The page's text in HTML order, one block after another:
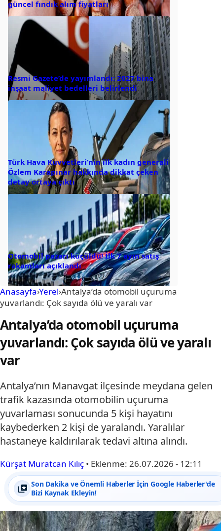
güncel fındık alım fiyatları
Resmi Gazete’de yayımlandı: 2027 bina
inşaat maliyet bedelleri belirlendi
Türk Hava Kuvvetleri’nin ilk kadın generali
Özlem Karapınar hakkında dikkat çeken
detay ortaya çıktı
Otomobil pazarı küçüldü! İlk 7 ayın satış
rakamları açıklandı
Anasayfa›Yerel›Antalya’da otomobil uçuruma
yuvarlandı: Çok sayıda ölü ve yaralı var
Antalya’da otomobil uçuruma
yuvarlandı: Çok sayıda ölü ve yaralı
var
Antalya’nın Manavgat ilçesinde meydana gelen
trafik kazasında otomobilin uçuruma
yuvarlaması sonucunda 5 kişi hayatını
kaybederken 2 kişi de yaralandı. Yaralılar
hastaneye kaldırılarak tedavi altına alındı.
Kürşat Muratcan Kılıç • Eklenme: 26.07.2026 - 12:11
Son Dakika ve Önemli Haberler İçin Google Haberler'de
Bizi Kaynak Ekleyin!